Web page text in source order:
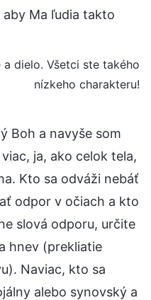
Ma ľudia takto
a dielo. Všetci ste takého
nízkeho charakteru!
Boh a navyše som
ja, ako celok tela,
Kto sa odváži nebáť
odpor v očiach a kto
slová odporu, určite
hnev (prekliatie
Naviac, kto sa
alebo synovský a